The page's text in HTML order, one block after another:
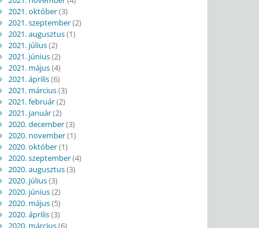
2021. október(3)
2021. szeptember(2)
2021. augusztus(1)
2021. július(2)
2021. június(2)
2021. május(4)
2021. április(6)
2021. március(3)
2021. február(2)
2021. január(2)
2020. december(3)
2020. november(1)
2020. október(1)
2020. szeptember(4)
2020. augusztus(3)
2020. július(3)
2020. június(2)
2020. május(5)
2020. április(3)
2020. március(6)